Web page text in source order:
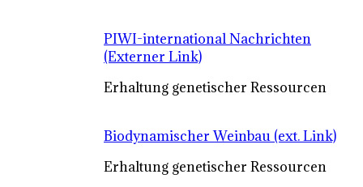
PIWI-international Nachrichten
(Externer Link)
Erhaltung genetischer Ressourcen
Biodynamischer Weinbau (ext. Link)
Erhaltung genetischer Ressourcen